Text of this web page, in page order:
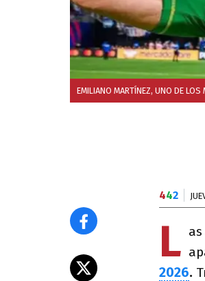
EMILIANO MARTÍNEZ, UNO DE LOS
442
L
2026.